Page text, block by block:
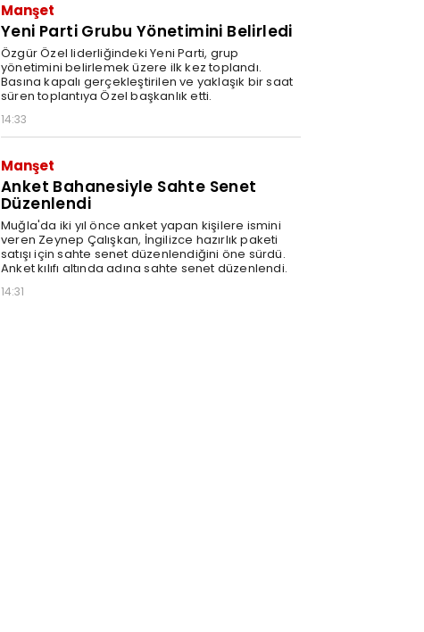
Manşet
Yeni Parti Grubu Yönetimini Belirledi
Özgür Özel liderliğindeki Yeni Parti, grup
yönetimini belirlemek üzere ilk kez toplandı.
Basına kapalı gerçekleştirilen ve yaklaşık bir saat
süren toplantıya Özel başkanlık etti.
14:33
Manşet
Anket Bahanesiyle Sahte Senet
Düzenlendi
Muğla'da iki yıl önce anket yapan kişilere ismini
veren Zeynep Çalışkan, İngilizce hazırlık paketi
satışı için sahte senet düzenlendiğini öne sürdü.
Anket kılıfı altında adına sahte senet düzenlendi.
14:31